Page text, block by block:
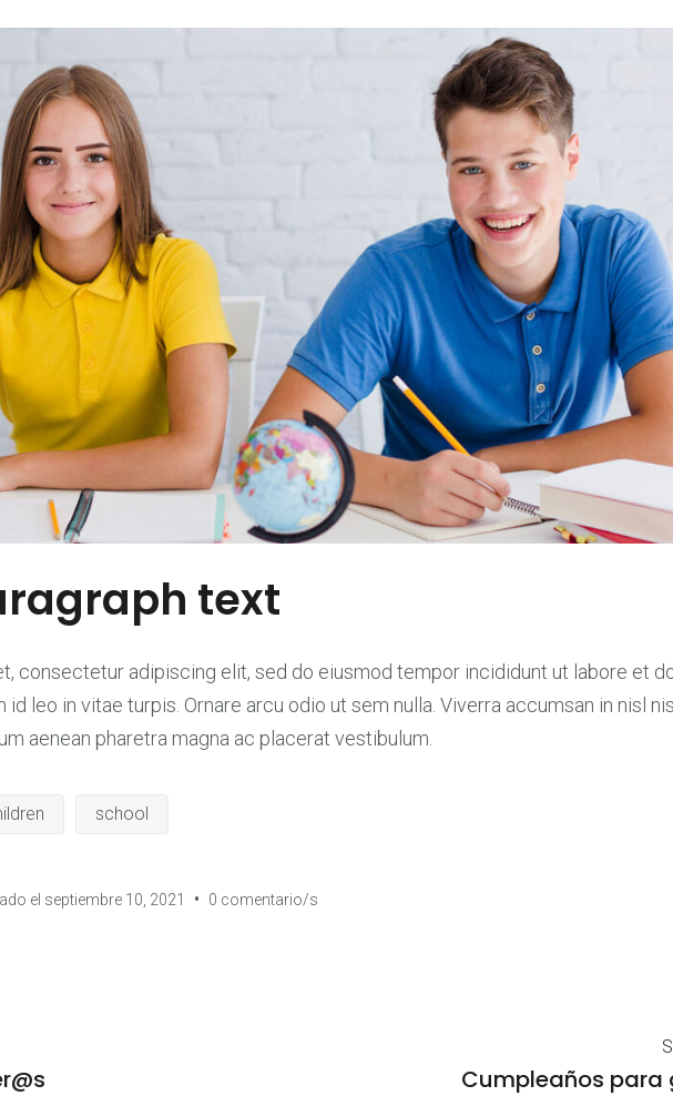
text
consectetur adipiscing elit, sed do eiusmod tempor incididunt ut labore et
id leo in vitae turpis. Ornare arcu odio ut sem nulla. Viverra accumsan in nisl
aenean pharetra magna ac placerat vestibulum.
school
el septiembre 10, 2021 • 0 comentario/s
Cumpleaños para